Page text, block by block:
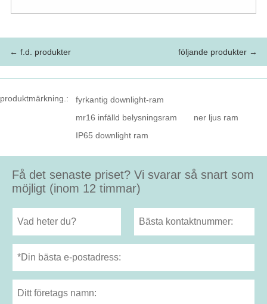
← f.d. produkter följande produkter →
produktmärkning.:
fyrkantig downlight-ram
mr16 infälld belysningsram
ner ljus ram
IP65 downlight ram
Få det senaste priset? Vi svarar så snart som
möjligt (inom 12 timmar)